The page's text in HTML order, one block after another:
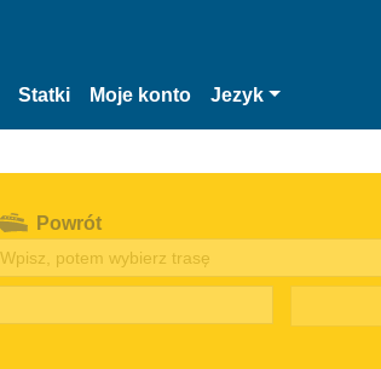
Statki Moje konto Jezyk
Powrót